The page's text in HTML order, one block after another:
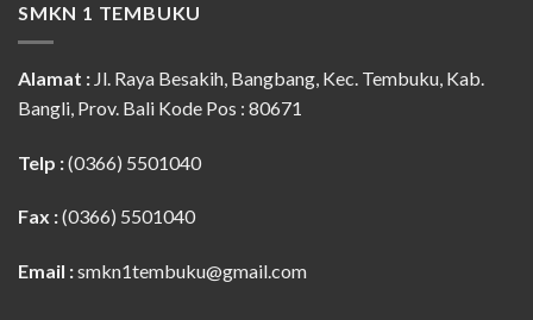
SMKN 1 TEMBUKU
Alamat : Jl. Raya Besakih, Bangbang, Kec. Tembuku, Kab.
Bangli, Prov. Bali Kode Pos : 80671
Telp :(0366) 5501040
Fax :(0366) 5501040
Email :smkn1tembuku@gmail.com